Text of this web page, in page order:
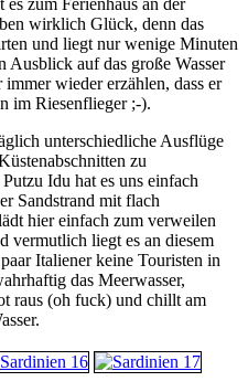
wirklich Glück, denn das
und liegt nur wenige Minuten
Ausblick auf das große Wasser
wieder erzählen, dass er
im Riesenflieger ;-).
unterschiedliche Ausflüge
zu
Idu hat es uns einfach
Sandstrand mit flach
hier einfach zum verweilen
vermutlich liegt es an diesem
Italiener keine Touristen in
das Meerwasser,
raus (oh fuck) und chillt am